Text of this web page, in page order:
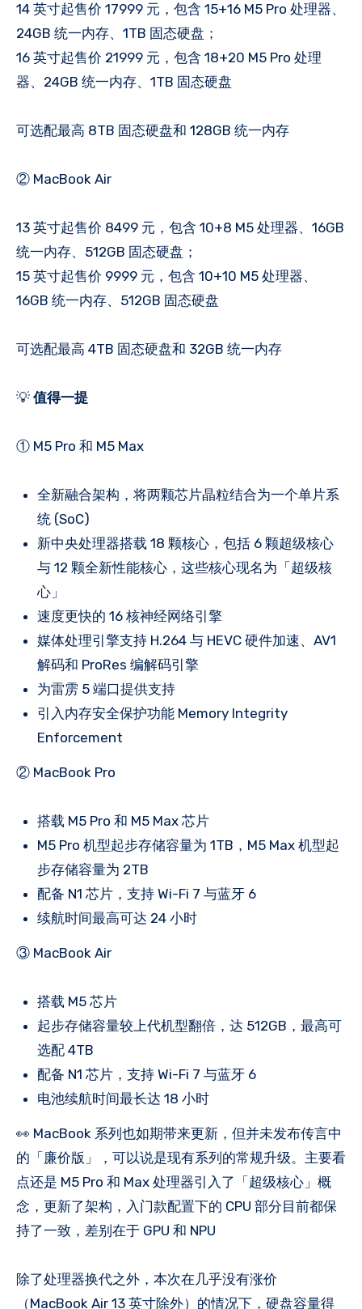
14 英寸起售价 17999 元，包含 15+16 M5 Pro 处理器、
24GB 统一内存、1TB 固态硬盘；
16 英寸起售价 21999 元，包含 18+20 M5 Pro 处理
器、24GB 统一内存、1TB 固态硬盘
可选配最高 8TB 固态硬盘和 128GB 统一内存
② MacBook Air
13 英寸起售价 8499 元，包含 10+8 M5 处理器、16GB
统一内存、512GB 固态硬盘；
15 英寸起售价 9999 元，包含 10+10 M5 处理器、
16GB 统一内存、512GB 固态硬盘
可选配最高 4TB 固态硬盘和 32GB 统一内存
💡 值得一提
① M5 Pro 和 M5 Max
全新融合架构，将两颗芯片晶粒结合为一个单片系
统 (SoC)
新中央处理器搭载 18 颗核心，包括 6 颗超级核心
与 12 颗全新性能核心，这些核心现名为「超级核
心」
速度更快的 16 核神经网络引擎
媒体处理引擎支持 H.264 与 HEVC 硬件加速、AV1
解码和 ProRes 编解码引擎
为雷雳 5 端口提供支持
引入内存安全保护功能 Memory Integrity
Enforcement
② MacBook Pro
搭载 M5 Pro 和 M5 Max 芯片
M5 Pro 机型起步存储容量为 1TB，M5 Max 机型起
步存储容量为 2TB
配备 N1 芯片，支持 Wi-Fi 7 与蓝牙 6
续航时间最高可达 24 小时
③ MacBook Air
搭载 M5 芯片
起步存储容量较上代机型翻倍，达 512GB，最高可
选配 4TB
配备 N1 芯片，支持 Wi-Fi 7 与蓝牙 6
电池续航时间最长达 18 小时
👀 MacBook 系列也如期带来更新，但并未发布传言中
的「廉价版」，可以说是现有系列的常规升级。主要看
点还是 M5 Pro 和 Max 处理器引入了「超级核心」概
念，更新了架构，入门款配置下的 CPU 部分目前都保
持了一致，差别在于 GPU 和 NPU
除了处理器换代之外，本次在几乎没有涨价
（MacBook Air 13 英寸除外）的情况下，硬盘容量得